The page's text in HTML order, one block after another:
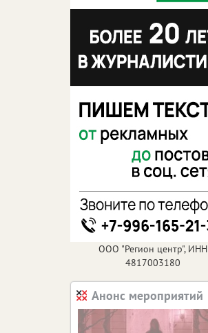
ООО "Регион центр", ИНН
4817003180
Анонс мероприятий